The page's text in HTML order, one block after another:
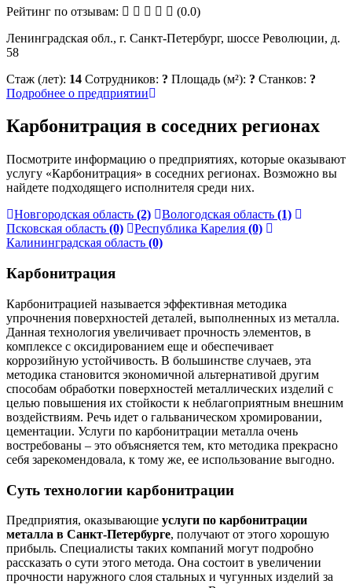
Рейтинг по отзывам:
(0.0)
Ленинградская обл., г. Санкт-Петербург, шоссе Революции, д.
58
Стаж (лет): 14 Сотрудников: ? Площадь (м²): ? Станков: ?
Подробнее о предприятии
Карбонитрация в соседних регионах
Посмотрите информацию о предприятиях, которые оказывают
услугу «Карбонитрация» в соседних регионах. Возможно вы
найдете подходящего исполнителя среди них.
Новгородская область (2) Вологодская область (1)
Псковская область (0) Республика Карелия (0)
Калининградская область (0)
Карбонитрация
Карбонитрацией называется эффективная методика
упрочнения поверхностей деталей, выполненных из металла.
Данная технология увеличивает прочность элементов, в
комплексе с оксидированием еще и обеспечивает
коррозийную устойчивость. В большинстве случаев, эта
методика становится экономичной альтернативой другим
способам обработки поверхностей металлических изделий с
целью повышения их стойкости к неблагоприятным внешним
воздействиям. Речь идет о гальваническом хромировании,
цементации. Услуги по карбонитрации металла очень
востребованы – это объясняется тем, кто методика прекрасно
себя зарекомендовала, к тому же, ее использование выгодно.
Суть технологии карбонитрации
Предприятия, оказывающие услуги по карбонитрации
металла в Санкт-Петербурге, получают от этого хорошую
прибыль. Специалисты таких компаний могут подробно
рассказать о сути этого метода. Она состоит в увеличении
прочности наружного слоя стальных и чугунных изделий за